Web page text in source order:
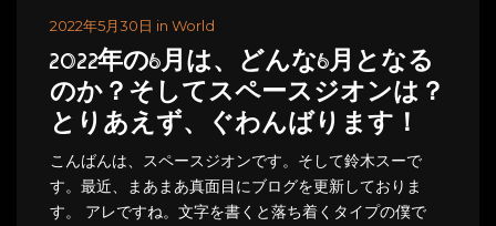
2022年5月30日 in World
2022年の6月は、どんな6月となる
のか？そしてスペースジオンは？
とりあえず、ぐわんばります！
こんばんは、スペースジオンです。そして鈴木スーで
す。最近、まあまあ真面目にブログを更新しておりま
す。 アレですね。文字を書くと落ち着くタイプの僕で